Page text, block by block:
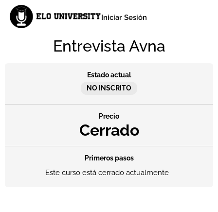
Iniciar Sesión
Entrevista Avna
Estado actual
NO INSCRITO
Precio
Cerrado
Primeros pasos
Este curso está cerrado actualmente